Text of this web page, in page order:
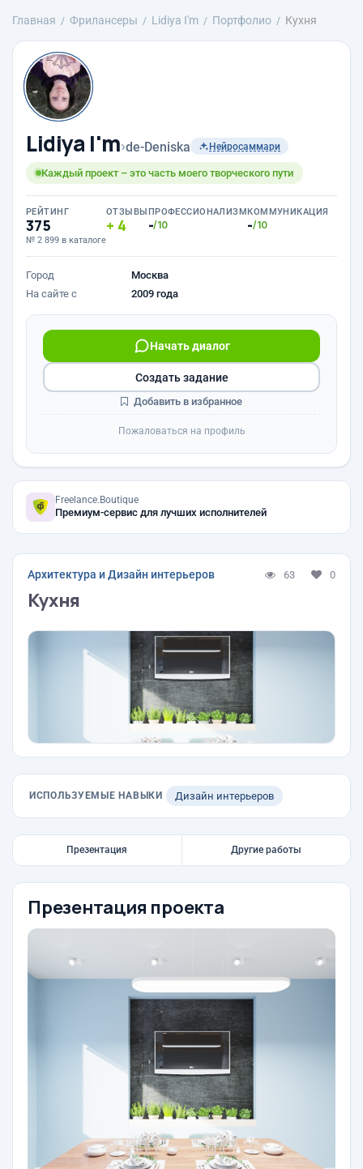
Главная Фрилансеры Lidiya I'm Портфолио Кухня
Lidiya I'm›de-Deniska Нейросаммари
Каждый проект – это часть моего творческого пути
РЕЙТИНГ
375
№ 2 899 в каталоге
ОТЗЫВЫ
4
ПРОФЕССИОНАЛИЗМ
-/10
КОММУНИКАЦИЯ
-/10
Город
Москва
На сайте с
2009 года
Начать диалог
Создать задание
Добавить в избранное
Пожаловаться на профиль
Freelance.Boutique
Премиум-сервис для лучших исполнителей
Архитектура и Дизайн интерьеров 63 0
Кухня
ИСПОЛЬЗУЕМЫЕ НАВЫКИ Дизайн интерьеров
Презентация Другие работы
Презентация проекта